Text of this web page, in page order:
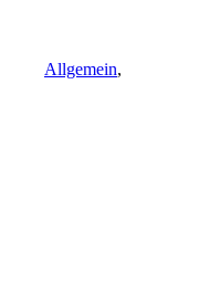
Allgemein,